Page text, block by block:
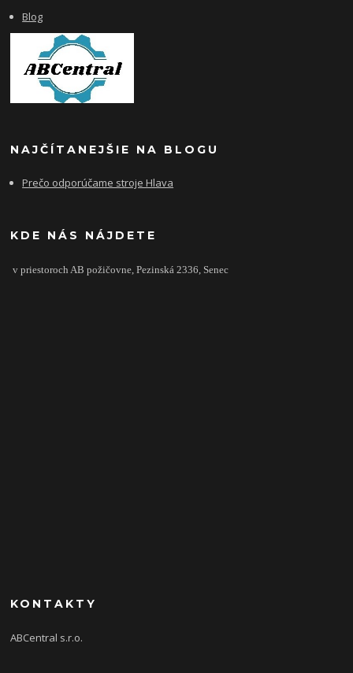
Blog
NAJČÍTANEJŠIE NA BLOGU
Prečo odporúčame stroje Hlava
KDE NÁS NÁJDETE
v priestoroch AB požičovne,Pezinská 2336, Senec
KONTAKTY
ABCentral s.r.o.